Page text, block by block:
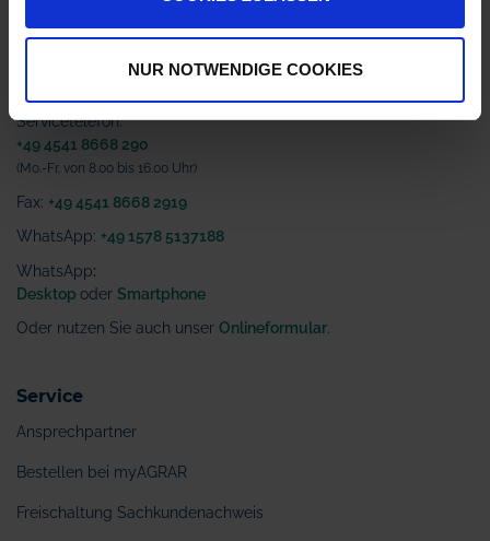
NUR NOTWENDIGE COOKIES
info@myagrar.de
Servicetelefon:
+49 4541 8668 290
(Mo.-Fr. von 8.00 bis 16.00 Uhr)
Fax: +49 4541 8668 2919
WhatsApp: +49 1578 5137188
WhatsApp:
Desktop oder Smartphone
Oder nutzen Sie auch unser Onlineformular
Service
Ansprechpartner
Bestellen bei myAGRAR
Freischaltung Sachkundenachweis